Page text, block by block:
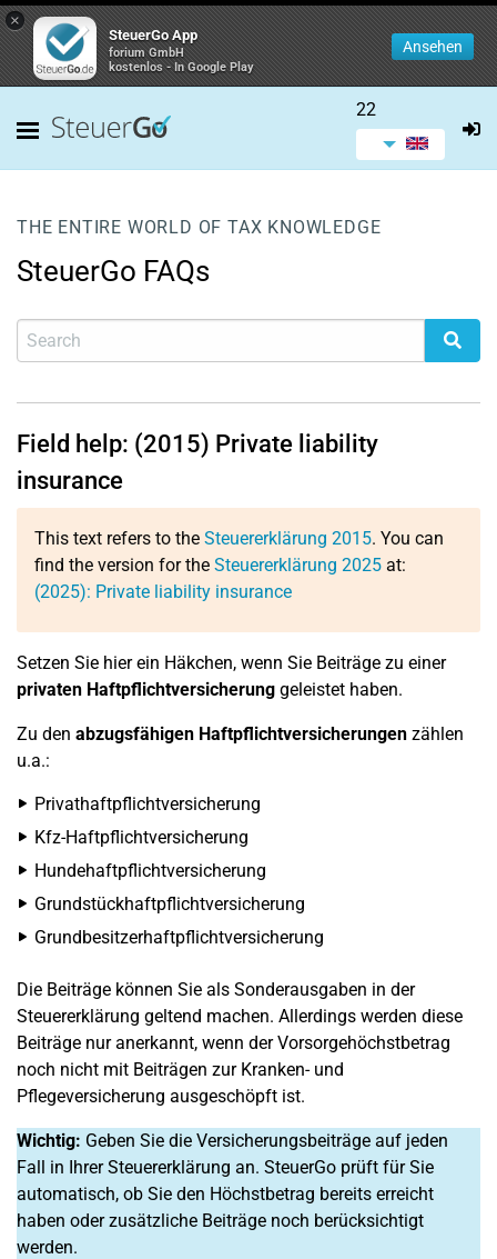
×
SteuerGo App
forium GmbH
kostenlos - In Google Play
Ansehen
22
THE ENTIRE WORLD OF TAX KNOWLEDGE
SteuerGo FAQs
Field help: (2015) Private liability
insurance
This text refers to the Steuererklärung 2015. You can
find the version for the Steuererklärung 2025 at:
(2025): Private liability insurance
Setzen Sie hier ein Häkchen, wenn Sie Beiträge zu einer
privaten Haftpflichtversicherung geleistet haben.
Zu den abzugsfähigen Haftpflichtversicherungen zählen
u.a.:
Privathaftpflichtversicherung
Kfz-Haftpflichtversicherung
Hundehaftpflichtversicherung
Grundstückhaftpflichtversicherung
Grundbesitzerhaftpflichtversicherung
Die Beiträge können Sie als Sonderausgaben in der
Steuererklärung geltend machen. Allerdings werden diese
Beiträge nur anerkannt, wenn der Vorsorgehöchstbetrag
noch nicht mit Beiträgen zur Kranken- und
Pflegeversicherung ausgeschöpft ist.
Wichtig: Geben Sie die Versicherungsbeiträge auf jeden
Fall in Ihrer Steuererklärung an. SteuerGo prüft für Sie
automatisch, ob Sie den Höchstbetrag bereits erreicht
haben oder zusätzliche Beiträge noch berücksichtigt
werden.